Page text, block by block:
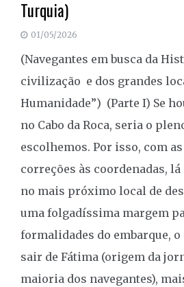
Turquia)
01/05/2026
(Navegantes em busca da
civilização e dos grandes
Humanidade”) (Parte I) Se
no Cabo da Roca, seria o
escolhemos. Por isso, com
correções às coordenadas,
no mais próximo local de
uma folgadíssima margem
formalidades do embarque, o
sair de Fátima (origem da
maioria dos navegantes),